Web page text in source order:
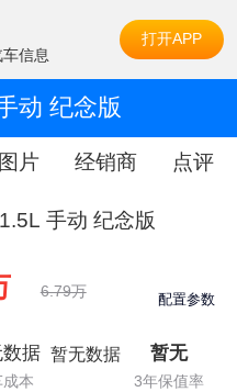
信息
打开APP
动 纪念版
图片 经销商 点评
手动 纪念版
6.79万 配置参数
据
成本
暂无数据 暂无
3年保值率